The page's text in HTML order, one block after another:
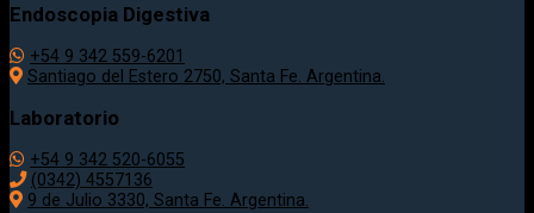
Endoscopia Digestiva
+54 9 342 559-6201
Santiago del Estero 2750, Santa Fe. Argentina.
Laboratorio
+54 9 342 520-6055
(0342) 4557136
9 de Julio 3330, Santa Fe. Argentina.